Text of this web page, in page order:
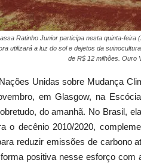
Ratinho Junior participa nesta quinta-feira
utilizará a luz do sol e dejetos da
de R$ 12 milhões. Ouro
Unidas sobre Mudança
em Glasgow, na
do amanhã. No Brasil,
o decênio 2010/2020,
reduzir emissões de carbono
positiva nesse esforço com